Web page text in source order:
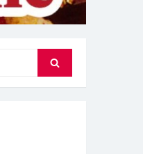
Search